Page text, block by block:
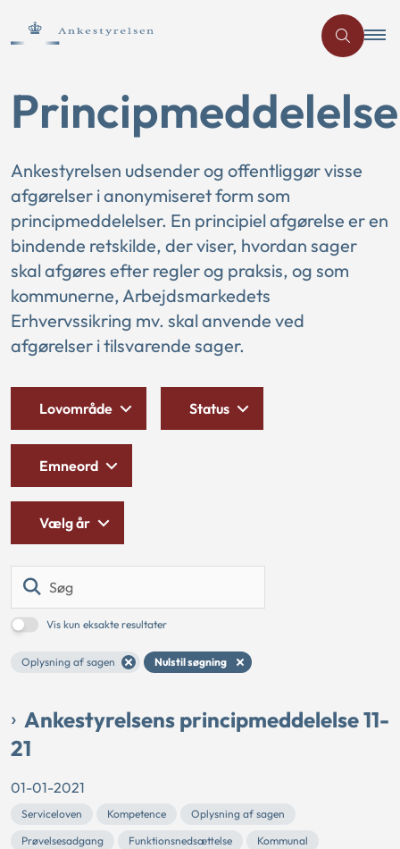
Ankestyrelsen udsender og offentliggør visse
afgørelser i anonymiseret form som
principmeddelelser. En principiel afgørelse er en
bindende retskilde, der viser, hvordan sager
skal afgøres efter regler og praksis, og som
kommunerne, Arbejdsmarkedets
Erhvervssikring mv. skal anvende ved
afgørelser i tilsvarende sager.
Vis kun eksakte resultater
Oplysning af sagen Nulstil søgning
Lovområde Status
Emneord
Vælg år
Ankestyrelsens principmeddelelse 11-
21
01-01-2021
Serviceloven Kompetence
Oplysning af sagen
Prøvelsesadgang
Funktionsnedsættelse
Kommunal